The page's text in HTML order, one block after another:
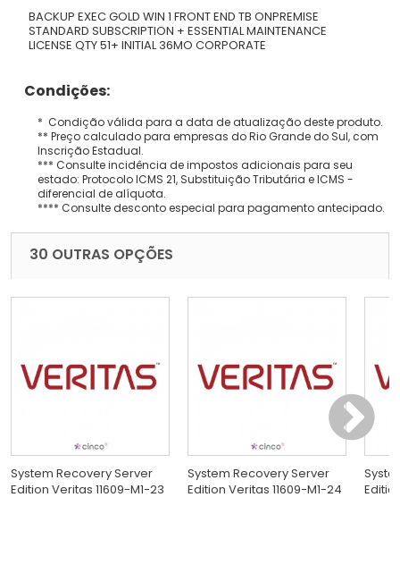
BACKUP EXEC GOLD WIN 1 FRONT END TB ONPREMISE
STANDARD SUBSCRIPTION + ESSENTIAL MAINTENANCE
LICENSE QTY 51+ INITIAL 36MO CORPORATE
Condições:
* Condição válida para a data de atualização deste produto.
** Preço calculado para empresas do Rio Grande do Sul, com
Inscrição Estadual.
*** Consulte incidência de impostos adicionais para seu
estado: Protocolo ICMS 21, Substituição Tributária e ICMS -
diferencial de alíquota.
**** Consulte desconto especial para pagamento antecipado.
30 OUTRAS OPÇÕES
System Recovery Server
Edition Veritas 11609-M1-23
System Recovery Server
Edition Veritas 11609-M1-24